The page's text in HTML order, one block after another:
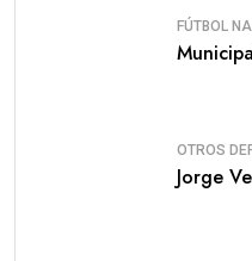
FÚTBOL
OTROS
Jorge